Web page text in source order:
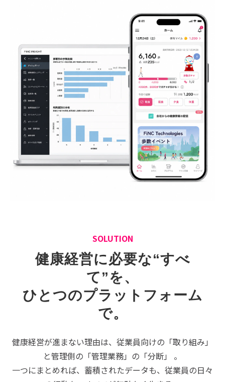
SOLUTION
健康経営に必要な“すべ
て”を、
ひとつのプラットフォーム
で。
健康経営が進まない理由は、従業員向けの「取り組み」
と管理側の「管理業務」の「分断」 。
一つにまとめれば、蓄積されたデータも、従業員の日々